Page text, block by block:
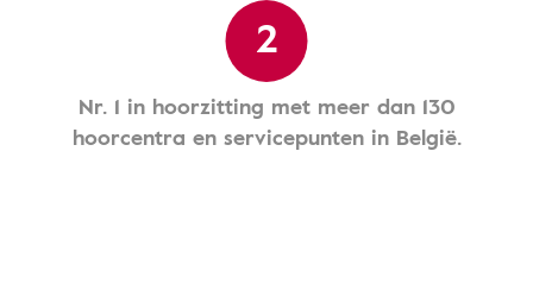
2
Nr. 1 in hoorzitting met meer dan 130
hoorcentra en servicepunten in België.